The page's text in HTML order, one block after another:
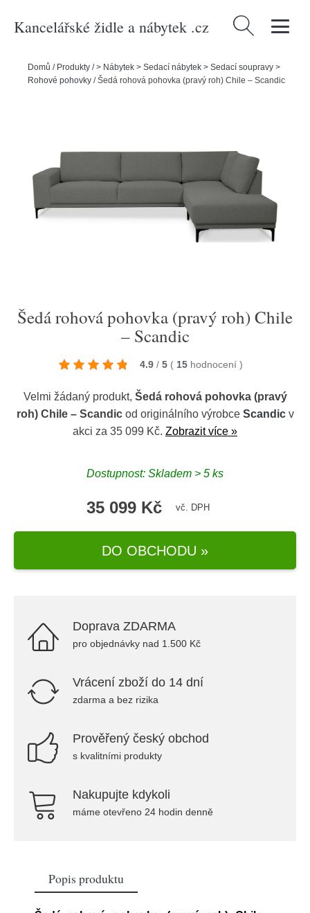
Kancelářské židle a nábytek .cz Vyhledávání
Domů / Produkty /> Nábytek > Sedací nábytek > Sedací soupravy >
Rohové pohovky /Šedá rohová pohovka (pravý roh) Chile – Scandic
Šedá rohová pohovka (pravý roh) Chile
– Scandic
4.9 / 5 ( 15 hodnocení )
Velmi žádaný produkt, Šedá rohová pohovka (pravý
roh) Chile – Scandicod originálního výrobce Scandicv
akci za 35 099 Kč. Zobrazit více »
Dostupnost: Skladem > 5 ks
35 099 Kč vč. DPH
DO OBCHODU »
Doprava ZDARMA
pro objednávky nad 1.500 Kč
Vrácení zboží do 14 dní
zdarma a bez rizika
Prověřený český obchod
s kvalitními produkty
Nakupujte kdykoli
máme otevřeno 24 hodin denně
Popis produktu